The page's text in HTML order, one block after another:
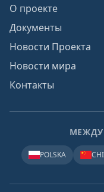
О проекте
Документы
Новости Проекта
Новости мира
Контакты
POLSKA